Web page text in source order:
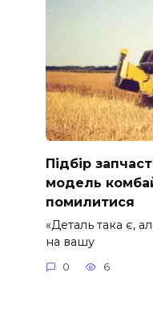
Підбір
модель
помилитися
«Деталь така є,
на вашу
0 6